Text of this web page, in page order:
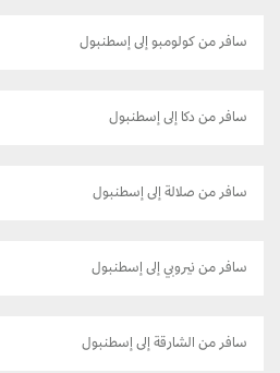
سافر من كولومبو إلى إسطنبول
سافر من دكا إلى إسطنبول
سافر من صلالة إلى إسطنبول
سافر من نيروبي إلى إسطنبول
سافر من الشارقة إلى إسطنبول